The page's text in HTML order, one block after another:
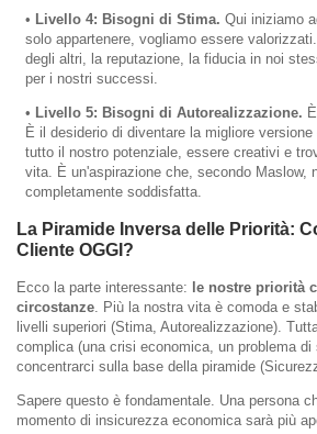
• Livello 4: Bisogni di Stima. Qui iniziamo
solo appartenere, vogliamo essere
degli altri, la reputazione, la fiducia in noi
per i nostri successi.
• Livello 5: Bisogni di Autorealizzazione.
È il desiderio di diventare la migliore
tutto il nostro potenziale, essere creativi e
vita. È un'aspirazione che, secondo Maslow,
completamente soddisfatta.
La Piramide Inversa delle Priorità:
Cliente OGGI?
Ecco la parte interessante: le nostre priorità
circostanze. Più la nostra vita è comoda e
livelli superiori (Stima, Autorealizzazione).
complica (una crisi economica, un problema di
concentrarci sulla base della piramide
Sapere questo è fondamentale. Una persona
momento di insicurezza economica sarà più